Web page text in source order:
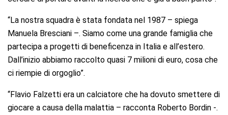
“La nostra squadra è stata fondata nel 1987 – spiega
Manuela Bresciani –. Siamo come una grande famiglia che
partecipa a progetti di beneficenza in Italia e all’estero.
Dall’inizio abbiamo raccolto quasi 7 milioni di euro, cosa che
ci riempie di orgoglio”.
“Flavio Falzetti era un calciatore che ha dovuto smettere di
giocare a causa della malattia – racconta Roberto Bordin -.